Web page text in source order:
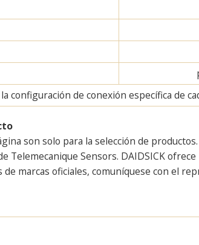
configuración de conexión específica de
son solo para la selección de
Telemecanique Sensors. DAIDSICK
marcas oficiales, comuníquese con el